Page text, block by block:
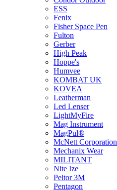
ESS
Fenix
Fisher Space Pen
Fulton
Gerber
High Peak
Hoppe's
Humvee
KOMBAT UK
KOVEA
Leatherman
Led Lenser
LightMyFire
Mag Instrument
MagPul®
McNett Corporation
Mechanix Wear
MILITANT
Nite Ize
Peltor 3M
Pentagon